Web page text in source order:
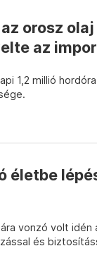
orosz
az
1,2 millió
életbe
vonzó volt
és